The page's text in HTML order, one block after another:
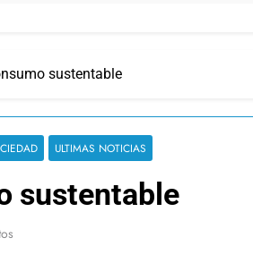
sustentable
ULTIMAS NOTICIAS
sustentable